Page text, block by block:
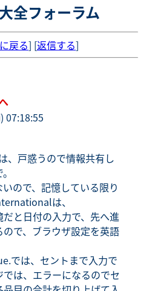
全フォーラム
戻る] [返信する]
07:18:55
、戸惑うので情報共有し
ので、記憶している限り
は、
だと日付の入力で、先へ進
で、ブラウザ設定を英語
では、セントまで入力で
は、エラーになるのでセ